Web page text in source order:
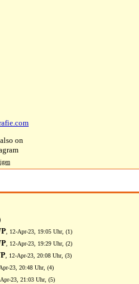
on
, 12-Apr-23, 19:05 Uhr, (1)
, 12-Apr-23, 19:29 Uhr, (2)
, 12-Apr-23, 20:08 Uhr, (3)
Apr-23, 20:48 Uhr, (4)
Apr-23, 21:03 Uhr, (5)